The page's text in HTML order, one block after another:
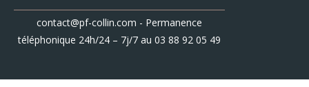
contact@pf-collin.com - Permanence
téléphonique 24h/24 – 7j/7 au 03 88 92 05 49